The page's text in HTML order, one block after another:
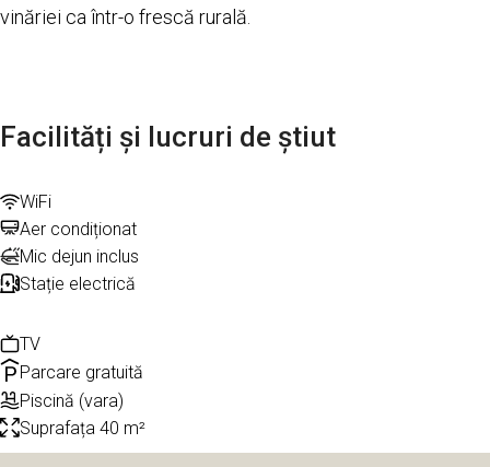
vinăriei ca într-o frescă rurală.
Facilități și lucruri de știut
WiFi
Aer condiționat
Mic dejun inclus
Stație electrică
TV
Parcare gratuită
Piscină (vara)
Suprafața 40 m²